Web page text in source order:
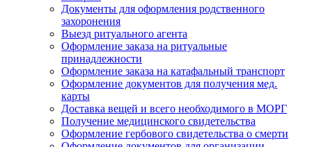
Документы для оформления родственного
захоронения
Выезд ритуального агента
Оформление заказа на ритуальные
принадлежности
Оформление заказа на катафальный транспорт
Оформление документов для получения мед.
карты
Доставка вещей и всего необходимого в МОРГ
Получение медицинского свидетельства
Оформление гербового свидетельства о смерти